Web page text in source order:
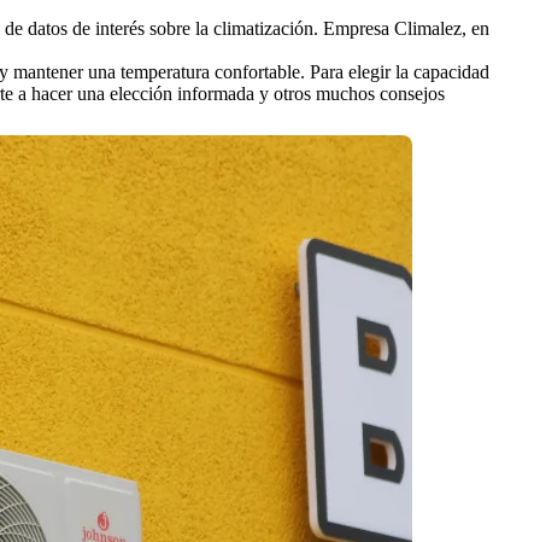
datos de interés sobre la climatización. Empresa Climalez, en
una temperatura confortable. Para elegir la capacidad
a hacer una elección informada y otros muchos consejos